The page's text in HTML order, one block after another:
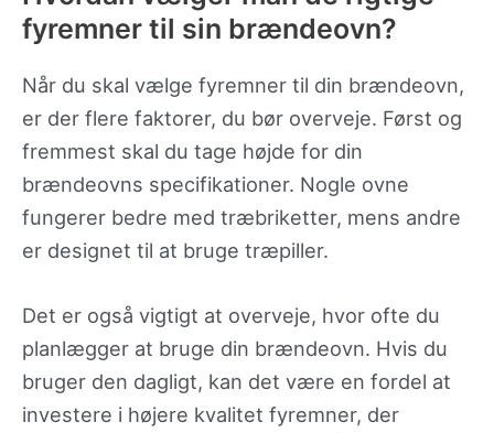
fyremner til sin brændeovn?
Når du skal vælge fyremner til din brændeovn,
er der flere faktorer, du bør overveje. Først og
fremmest skal du tage højde for din
brændeovns specifikationer. Nogle ovne
fungerer bedre med træbriketter, mens andre
er designet til at bruge træpiller.
Det er også vigtigt at overveje, hvor ofte du
planlægger at bruge din brændeovn. Hvis du
bruger den dagligt, kan det være en fordel at
investere i højere kvalitet fyremner, der